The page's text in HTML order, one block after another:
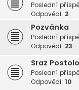
Poslední
Odpovědi: 2
Pozvánka
Poslední
Odpovědi: 23
Sraz
Poslední
Odpovědi: 10